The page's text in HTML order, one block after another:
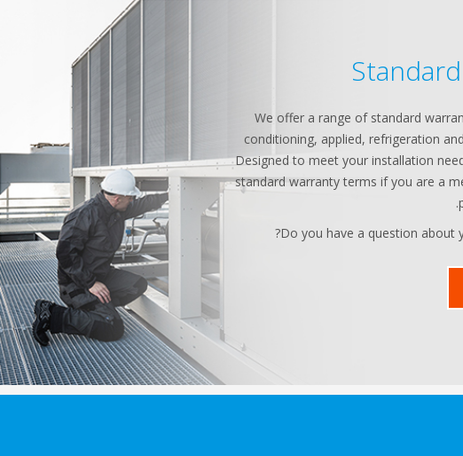
We offer a range of standard
conditioning, applied, refrigeration
Designed to meet your installation
standard warranty terms if you are a
Do you have a question about